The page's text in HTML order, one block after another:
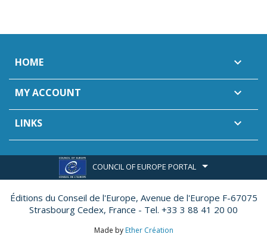
HOME 
MY ACCOUNT 
LINKS 
COUNCIL OF EUROPE PORTAL
Éditions du Conseil de l'Europe, Avenue de l'Europe F-67075
Strasbourg Cedex, France - Tel. +33 3 88 41 20 00
Made by Ether Création